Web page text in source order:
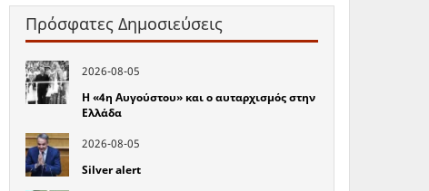
Πρόσφατες Δημοσιεύσεις
2026-08-05
Η «4η Αυγούστου» και ο αυταρχισμός στην
Ελλάδα
2026-08-05
Silver alert